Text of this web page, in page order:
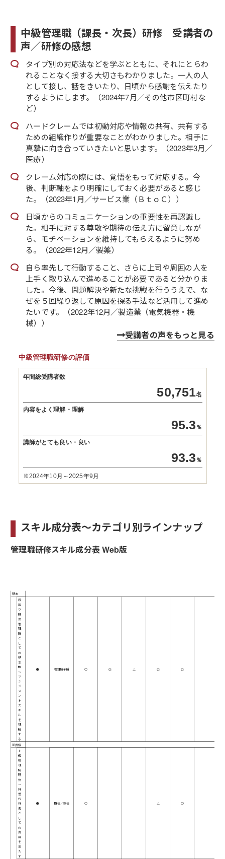
中級管理職（課長・次長）研修 受講者の
声／研修の感想
タイプ別の対応法などを学ぶとともに、それにとらわ
れることなく接する大切さもわかりました。一人の人
として接し、話をきいたり、日頃から感謝を伝えたり
するようにします。（2024年7月／その他市区町村な
ど）
ハードクレームでは初動対応や情報の共有、共有する
ための組織作りが重要なことがわかりました。相手に
真摯に向き合っていきたいと思います。（2023年3月／
医療）
クレーム対応の際には、覚悟をもって対応する。今
後、判断軸をより明確にしておく必要があると感じ
た。（2023年1月／サービス業（ＢｔｏＣ））
日頃からのコミュニケーションの重要性を再認識し
た。相手に対する尊敬や期待の伝え方に留意しなが
ら、モチベーションを維持してもらえるように努め
る。（2022年12月／製薬）
自ら率先して行動すること、さらに上司や周囲の人を
上手く取り込んで進めることが必要であると分かりま
した。今後、問題解決や新たな挑戦を行ううえで、な
ぜを５回繰り返して原因を探る手法など活用して進め
たいです。（2022年12月／製造業（電気機器・機
械））
受講者の声をもっと見る
中級管理職研修の評価
年間総受講者数
50,751名
内容をよく理解・理解
95.3 ％
講師がとても良い・良い
93.3 ％
※2024年10月～2025年9月
スキル成分表～カテゴリ別ラインナップ
管理職研修スキル成分表 Web版
基本
段
取
り
研
修
管
理
職
と
し
て
の
基
本
的
～
マ
ネ
ジ
メ
ン
ト
ス
キ
ル
を
理
解
す
る
● 管理職全般 ○ ◎ △ ◎ ◎
部長級
上
級
管
理
職
研
修
～
経
営
代
行
者
と
し
て
の
責
務
を
果
た
す
● 既任／新任 ○ △ ○